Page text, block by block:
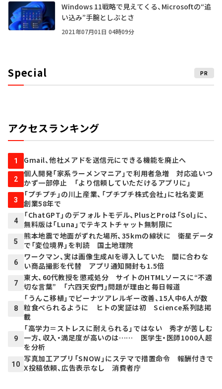
Windows 11戦略で見えてくる、Microsoftの“追
い込み”手腕としぶとさ
2021年07月01日 04時09分
Special PR
アクセスランキング
1 Gmail、他社メアドを送信元にできる機能を廃止へ
2
個人開発「家系ラーメンマニア」で利用者急増 対応追いつ
かず一部停止 「より信頼していただけるアプリに」
3
「プチプチ」の川上産業、「プチプチ株式会社」に社名変更
創業58年で
4
「ChatGPT」のデフォルトモデル、PlusとProは「Sol」に、
無料版は「Luna」でテキストチャット無制限に
5
熊本地震で地面がずれた場所、35kmの線状に 衛星データ
で「変位境界」を判読 国土地理院
6
ワークマン、実は画像生成AIを導入していた 間に合わな
い商品撮影を代替 アプリ通知開封も1.5倍
7
東大、60代教授を懲戒処分 サイトのHTMLソースに“不適
切な言葉” 「六四天安門」問題が理由と毎日報道
8
「うんこ移植」でピーナツアレルギー改善、15人中6人が数
粒食べられるように ヒトの実証は初 Science系列誌掲
載
9
「高学力＝ストレスに耐えられる」ではない 秀才が苦しむ
一方、収入・満足度が高いのは…… 医学生・医師1000人超
を分析
10
写真加工アプリ「SNOW」にステマで措置命令 報酬付きで
X投稿依頼、広告表示なし 消費者庁